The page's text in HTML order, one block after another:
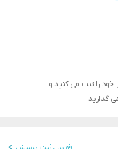
خود را ثبت می کنید و
گذارید